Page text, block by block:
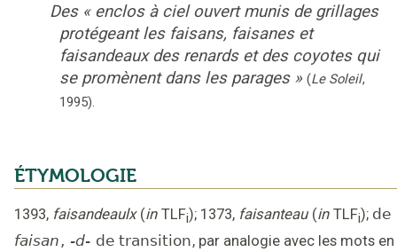
Des « enclos à ciel ouvert munis de grillages
protégeant les faisans, faisanes et
faisandeaux des renards et des coyotes qui
se promènent dans les parages » (Le Soleil,
1995).
ÉTYMOLOGIE
1393, faisandeaulx (in TLFi); 1373, faisanteau (in TLFi); de
faisan , -d- de transition, par analogie avec les mots en